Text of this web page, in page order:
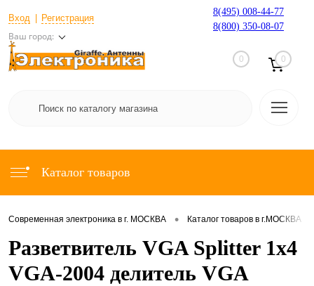
Вход Регистрация
Ваш город:
8(495) 008-44-77
8(800) 350-08-07
0 0
Каталог товаров
Современная электроника в г. МОСКВА • Каталог товаров в г.МОСКВА
Разветвитель VGA Splitter 1x4
VGA-2004 делитель VGA